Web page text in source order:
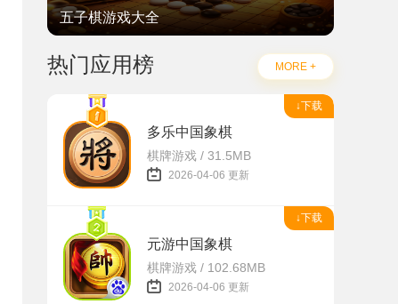
五子棋游戏大全
热门应用榜 MORE +
↓下载
多乐中国象棋
棋牌游戏 / 31.5MB
2026-04-06 更新
↓下载
元游中国象棋
棋牌游戏 / 102.68MB
2026-04-06 更新